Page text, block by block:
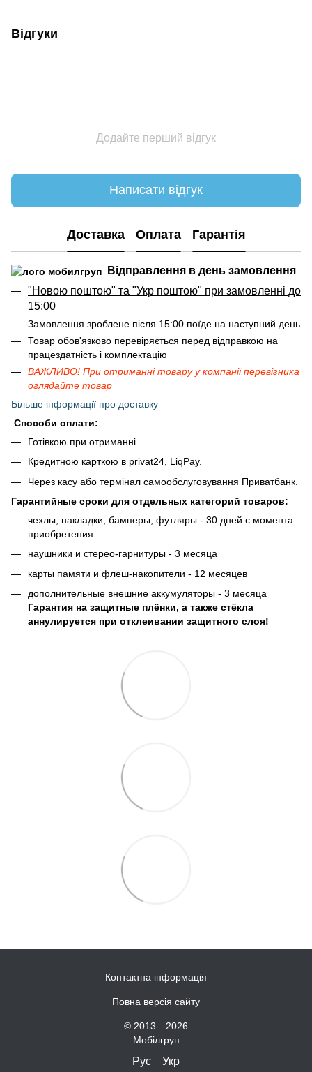
Відгуки
Додайте перший відгук
Написати відгук
Доставка Оплата Гарантія
Відправлення в день замовлення
"Новою поштою" та "Укр поштою" при замовленні до
15:00
Замовлення зроблене після 15:00 поїде на наступний день
Товар обов'язково перевіряється перед відправкою на
працездатність і комплектацію
ВАЖЛИВО! При отриманні товару у компанії перевізника
оглядайте товар
Більше інформації про доставку
Способи оплати:
Готівкою при отриманні.
Кредитною карткою в privat24, LiqPay.
Через касу або термінал самообслуговування Приватбанк.
Гарантийные сроки для отдельных категорий товаров:
чехлы, накладки, бамперы, футляры - 30 дней с момента
приобретения
наушники и стерео-гарнитуры - 3 месяца
карты памяти и флеш-накопители - 12 месяцев
дополнительные внешние аккумуляторы - 3 месяца
Гарантия на защитные плёнки, а также стёкла
аннулируется при отклеивании защитного слоя!
Контактна інформація
Повна версія сайту
© 2013—2026
Мобілгруп
Рус Укр